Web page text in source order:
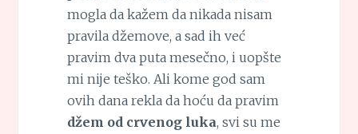
mogla da kažem da nikada nisam
pravila džemove, a sad ih već
pravim dva puta mesečno, i uopšte
mi nije teško. Ali kome god sam
ovih dana rekla da hoću da pravim
džem od crvenog luka, svi su me